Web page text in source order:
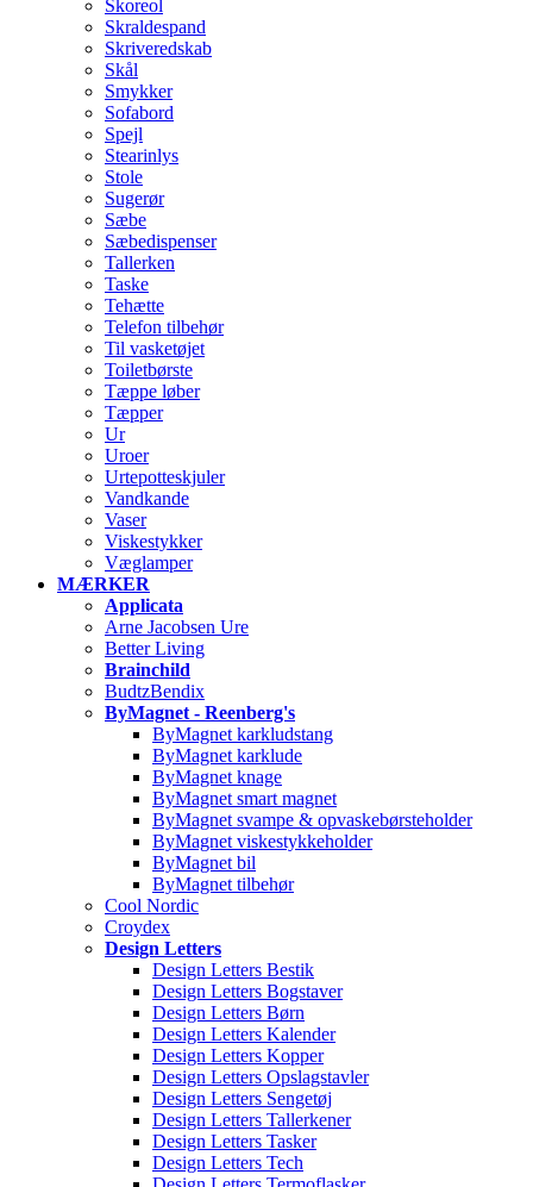
Skoreol
Skraldespand
Skriveredskab
Skål
Smykker
Sofabord
Spejl
Stearinlys
Stole
Sugerør
Sæbe
Sæbedispenser
Tallerken
Taske
Tehætte
Telefon tilbehør
Til vasketøjet
Toiletbørste
Tæppe løber
Tæpper
Ur
Uroer
Urtepotteskjuler
Vandkande
Vaser
Viskestykker
Væglamper
MÆRKER
Applicata
Arne Jacobsen Ure
Better Living
Brainchild
BudtzBendix
ByMagnet - Reenberg's
ByMagnet karkludstang
ByMagnet karklude
ByMagnet knage
ByMagnet smart magnet
ByMagnet svampe & opvaskebørsteholder
ByMagnet viskestykkeholder
ByMagnet bil
ByMagnet tilbehør
Cool Nordic
Croydex
Design Letters
Design Letters Bestik
Design Letters Bogstaver
Design Letters Børn
Design Letters Kalender
Design Letters Kopper
Design Letters Opslagstavler
Design Letters Sengetøj
Design Letters Tallerkener
Design Letters Tasker
Design Letters Tech